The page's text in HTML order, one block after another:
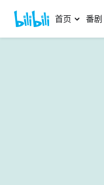
首页 番剧